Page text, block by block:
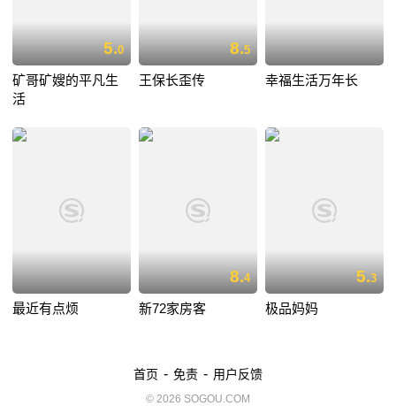
5.0
矿哥矿嫂的平凡生
活
8.5
王保长歪传 幸福生活万年长
最近有点烦
8.4
新72家房客
5.3
极品妈妈
首页 - 免责 - 用户反馈
© 2026 SOGOU.COM